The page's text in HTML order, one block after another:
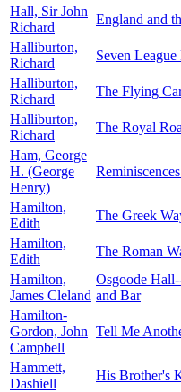
Hall, Sir John
Richard
England and
Halliburton,
Richard
Seven League
Halliburton,
Richard
The Flying
Halliburton,
Richard
The Royal
Ham, George
H. (George
Henry)
Hamilton,
Edith
The Greek
Hamilton,
Edith
The Roman
Hamilton,
James Cleland
Osgoode
and Bar
Hamilton-
Gordon, John
Campbell
Tell Me
Hammett,
Dashiell
His Brother's